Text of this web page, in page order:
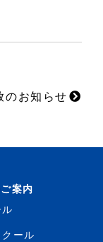
のお知らせ
案内
ール